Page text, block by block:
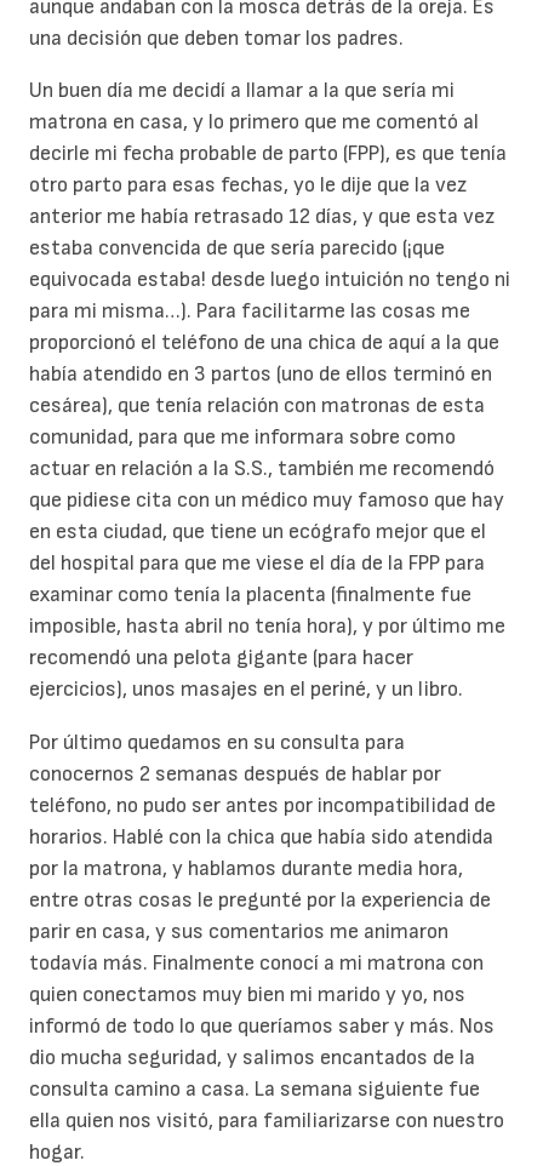
aunque andaban con la mosca detrás de la oreja. Es
una decisión que deben tomar los padres.
Un buen día me decidí a llamar a la que sería mi
matrona en casa, y lo primero que me comentó al
decirle mi fecha probable de parto (FPP), es que tenía
otro parto para esas fechas, yo le dije que la vez
anterior me había retrasado 12 días, y que esta vez
estaba convencida de que sería parecido (¡que
equivocada estaba! desde luego intuición no tengo ni
para mi misma…). Para facilitarme las cosas me
proporcionó el teléfono de una chica de aquí a la que
había atendido en 3 partos (uno de ellos terminó en
cesárea), que tenía relación con matronas de esta
comunidad, para que me informara sobre como
actuar en relación a la S.S., también me recomendó
que pidiese cita con un médico muy famoso que hay
en esta ciudad, que tiene un ecógrafo mejor que el
del hospital para que me viese el día de la FPP para
examinar como tenía la placenta (finalmente fue
imposible, hasta abril no tenía hora), y por último me
recomendó una pelota gigante (para hacer
ejercicios), unos masajes en el periné, y un libro.
Por último quedamos en su consulta para
conocernos 2 semanas después de hablar por
teléfono, no pudo ser antes por incompatibilidad de
horarios. Hablé con la chica que había sido atendida
por la matrona, y hablamos durante media hora,
entre otras cosas le pregunté por la experiencia de
parir en casa, y sus comentarios me animaron
todavía más. Finalmente conocí a mi matrona con
quien conectamos muy bien mi marido y yo, nos
informó de todo lo que queríamos saber y más. Nos
dio mucha seguridad, y salimos encantados de la
consulta camino a casa. La semana siguiente fue
ella quien nos visitó, para familiarizarse con nuestro
hogar.